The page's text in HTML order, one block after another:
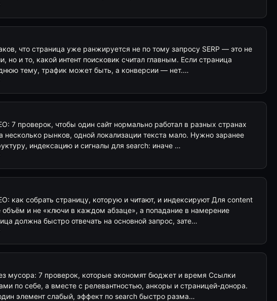
что страница уже ранжируется не по тому запросу SERP — это не
но и то, какой интент поисковик считал главным. Если страница
тему, трафик может быть, а конверсии — нет.…
7 проверок, чтобы один сайт нормально работал в разных странах
несколько рынков, одной локализации текста мало. Нужно заранее
индексацию и сигналы для search: иначе …
как собрать страницу, которую и читают, и индексируют Для content
объём и не «ключи в каждом абзаце», а попадание в намерение
должна быстро отвечать на основной запрос, зате…
мусора: 7 проверок, которые экономят бюджет и время Ссылки
по себе, а вместе с релевантностью, анкоры и страницей-донора.
элемент слабый, эффект по search быстро разма…